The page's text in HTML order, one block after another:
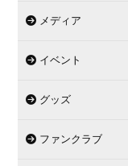
メディア
イベント
グッズ
ファンクラブ